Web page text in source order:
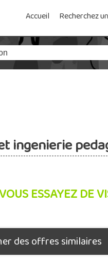
Accueil Recherchez
ESSAYEZ DE
des offres similaires